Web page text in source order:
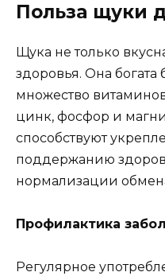
Польза щуки
Щука не только
здоровья. Она
множество
цинк, фосфор и
способствуют
поддержанию
нормализации
Профилактика
Регулярное